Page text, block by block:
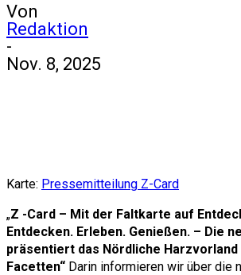
Von
Redaktion
-
Nov. 8, 2025
Karte: Pressemitteilung Z-Card
„Z -Card – Mit der Faltkarte auf
Entdecken. Erleben. Genießen. – Die
präsentiert das Nördliche Harzvorland
Facetten“ Darin informieren wir über die